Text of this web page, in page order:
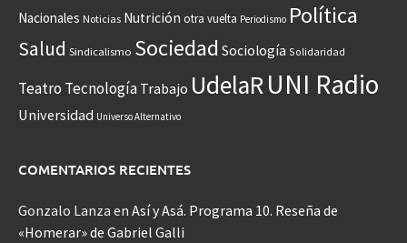
Nacionales Noticias Nutrición otra vuelta Periodismo Política
Salud Sindicalismo Sociedad Sociología Solidaridad
Teatro Tecnología Trabajo UdelaRUNI Radio
Universidad Universo Alternativo
COMENTARIOS RECIENTES
Gonzalo Lanza en Así y Asá. Programa 10. Reseña de
«Homerar» de Gabriel Galli